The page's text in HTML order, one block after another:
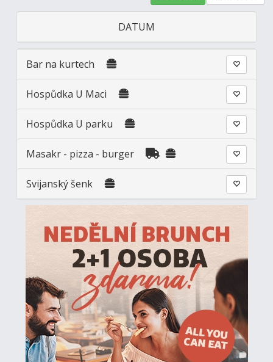
DATUM
Bar na kurtech
Hospůdka U Maci
Hospůdka U parku
Masakr - pizza - burger
Svijanský šenk